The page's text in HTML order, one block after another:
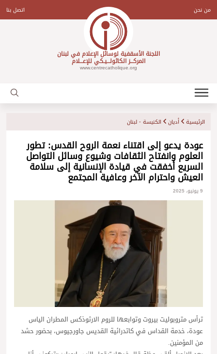
contentمن نحن اتصل بنا
اللجنة الأسقفية لوسائل الإعلام في لبنان
المركـــز الكاثولـــيـكي للإعـــلام
www.centrecatholique.org
الرئيسية أديان الكنيسة - لبنان
عودة يدعو إلى اقتناء نعمة الروح القدس: تطور
العلوم وانفتاح الثقافات وشيوع وسائل التواصل
السريع أخفقت في قيادة الإنسانية إلى سلامة
العيش واحترام الآخر وعافية المجتمع
9 يونيو، 2025
ترأس متروبوليت بيروت وتوابعها للروم الارثوذكس المطران الياس
عودة، خدمة القداس في كاتدرائية القديس جاورجيوس، بحضور حشد
من المؤمنين.